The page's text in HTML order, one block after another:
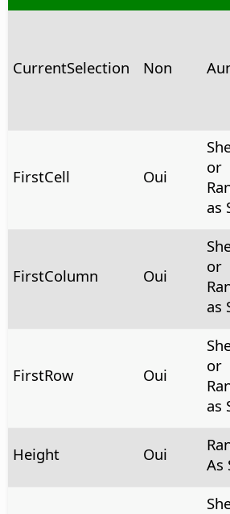
CurrentSelection Non
FirstCell Oui
or
as
FirstColumn Oui
or
as
FirstRow Oui
or
as
Height Oui
As